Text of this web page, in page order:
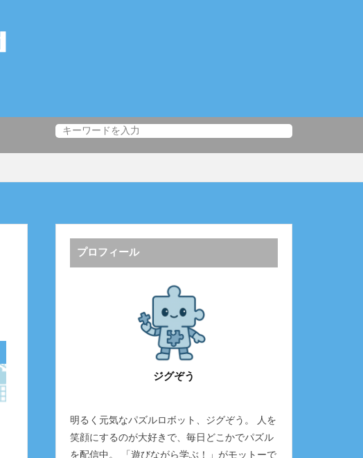
プロフィール
ジグぞう
明るく元気なパズルロボット、ジグぞう。 人を
笑顔にするのが大好きで、毎日どこかでパズル
を配信中。 「遊びながら学ぶ！」がモットーで